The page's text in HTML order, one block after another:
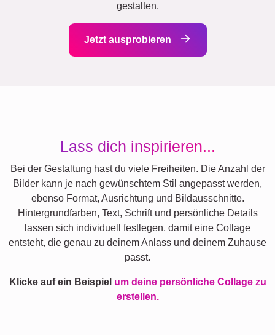
gestalten.
Jetzt ausprobieren
Lass dich inspirieren...
Bei der Gestaltung hast du viele Freiheiten. Die Anzahl der
Bilder kann je nach gewünschtem Stil angepasst werden,
ebenso Format, Ausrichtung und Bildausschnitte.
Hintergrundfarben, Text, Schrift und persönliche Details
lassen sich individuell festlegen, damit eine Collage
entsteht, die genau zu deinem Anlass und deinem Zuhause
passt.
Klicke auf ein Beispiel um deine persönliche Collage zu
erstellen.